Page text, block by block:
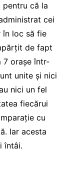
că la
cei
în loc să fie
de fapt
7 orașe într-
unite și nici
nici un fel
fiecărui
cu
Iar acesta
întâi.